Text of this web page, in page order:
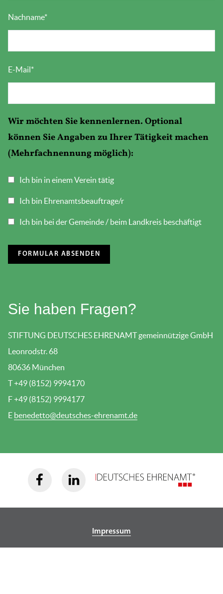
Nachname*
E-Mail *
Wir möchten Sie kennenlernen. Optional
können Sie Angaben zu Ihrer Tätigkeit machen
(Mehrfachnennung möglich):
Ich bin in einem Verein tätig
Ich bin Ehrenamtsbeauftrage/r
Ich bin bei der Gemeinde / beim Landkreis beschäftigt
Sie haben Fragen?
STIFTUNG DEUTSCHES EHRENAMT gemeinnützige GmbH
Leonrodstr. 68
80636 München
T +49 (8152) 9994170
F +49 (8152) 9994177
E benedetto@deutsches-ehrenamt.de
Impressum